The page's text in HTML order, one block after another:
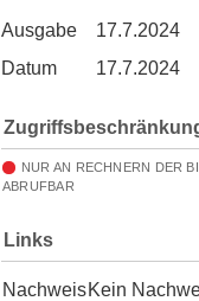
Ausgabe
17.7.2024
Datum
17.7.2024
NUR AN RECHNERN DER
ABRUFBAR
Links
NachweisKein